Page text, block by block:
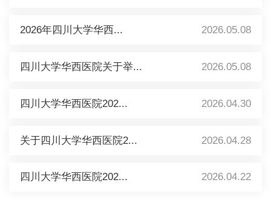
2026年四川大学华西... 2026.05.08
四川大学华西医院关于举... 2026.05.08
四川大学华西医院202... 2026.04.30
关于四川大学华西医院2... 2026.04.28
四川大学华西医院202... 2026.04.22